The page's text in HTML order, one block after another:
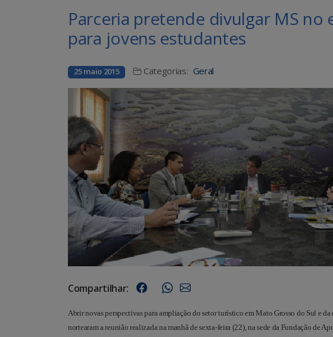
Parceria pretende divulgar MS
para jovens estudantes
25 maio 2015 Categorias: Geral
Compartilhar:
Abrir novas perspectivas para ampliação do setor turístico em Mato Grosso do Sul e
nortearam a reunião realizada na manhã de sexta-feira (22), na sede da Fundação de